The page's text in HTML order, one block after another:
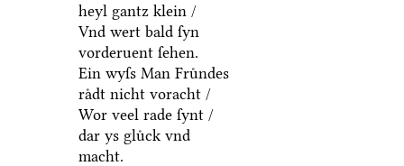
heyl gantz klein /
Vnd wert bald ſyn
vorderuent ſehen.
Ein wyſs Man Fruͤndes
raͤdt nicht voracht /
Wor veel rade ſynt /
dar ys gluͤck vnd
macht.